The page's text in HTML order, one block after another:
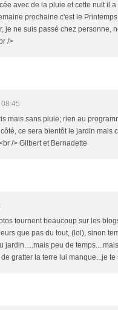
avec de la pluie et cette nuit il
prochaine c'est le
je ne suis passé chez personne,
/>
mais sans pluie; rien au
ce sera bientôt le jardin mais
/> Gilbert et Bernadette
tournent beaucoup sur les
que pas du tout, (lol), sinon
jardin.....mais peu de
gratter la terre lui manque...je